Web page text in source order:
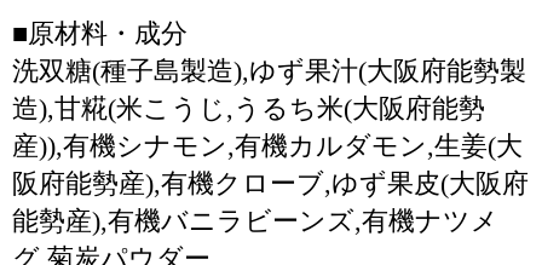
■原材料・成分
洗双糖(種子島製造),ゆず果汁(大阪府能勢製
造),甘糀(米こうじ,うるち米(大阪府能勢
産)),有機シナモン,有機カルダモン,生姜(大
阪府能勢産),有機クローブ,ゆず果皮(大阪府
能勢産),有機バニラビーンズ,有機ナツメ
グ,菊炭パウダー